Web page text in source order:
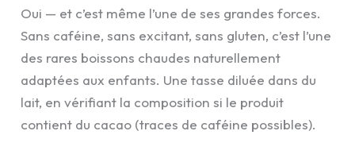
Oui — et c’est même l’une de ses grandes forces.
Sans caféine, sans excitant, sans gluten, c’est l’une
des rares boissons chaudes naturellement
adaptées aux enfants. Une tasse diluée dans du
lait, en vérifiant la composition si le produit
contient du cacao (traces de caféine possibles).